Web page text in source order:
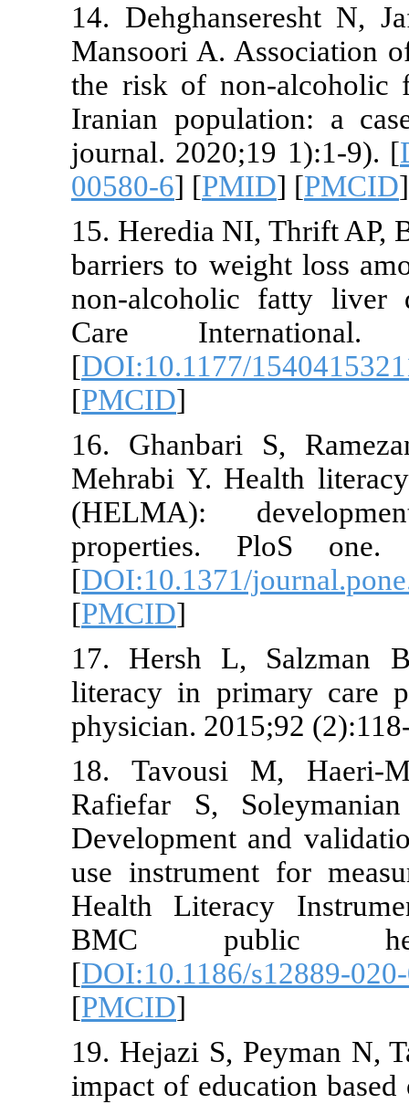
14.
Mansoori A.
the risk of
Iranian
journal.
00580-6] [
15. Heredia
barriers to
non-
Care
[
16.
Mehrabi Y.
properties.
[
17. Hersh
literacy in
physician.
18.
Rafiefar S,
use
Health
BMC
[
19. Hejazi
impact of